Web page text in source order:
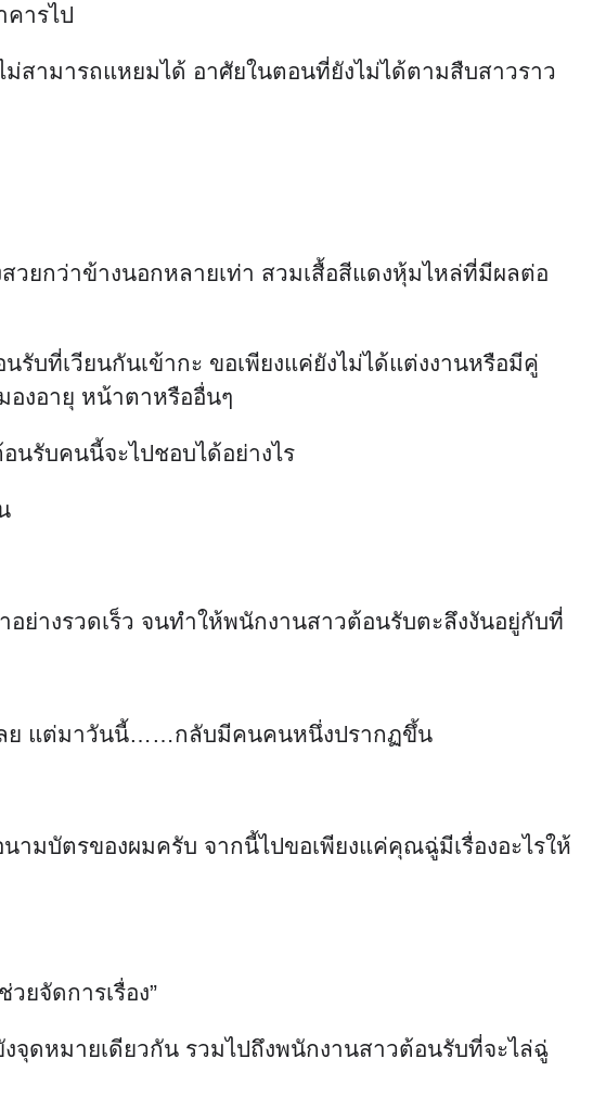
คารไป
สามารถแหยมได้ อาศัยในตอนที่ยังไม่ได้ตามสืบสาวราว
วยกว่าข้างนอกหลายเท่า สวมเสื้อสีแดงหุ้มไหล่ที่มีผลต่อ
บที่เวียนกันเข้ากะ ขอเพียงแค่ยังไม่ได้แต่งงานหรือมีคู่
องอายุ หน้าตาหรืออื่นๆ
นรับคนนี้จะไปชอบได้อย่างไร